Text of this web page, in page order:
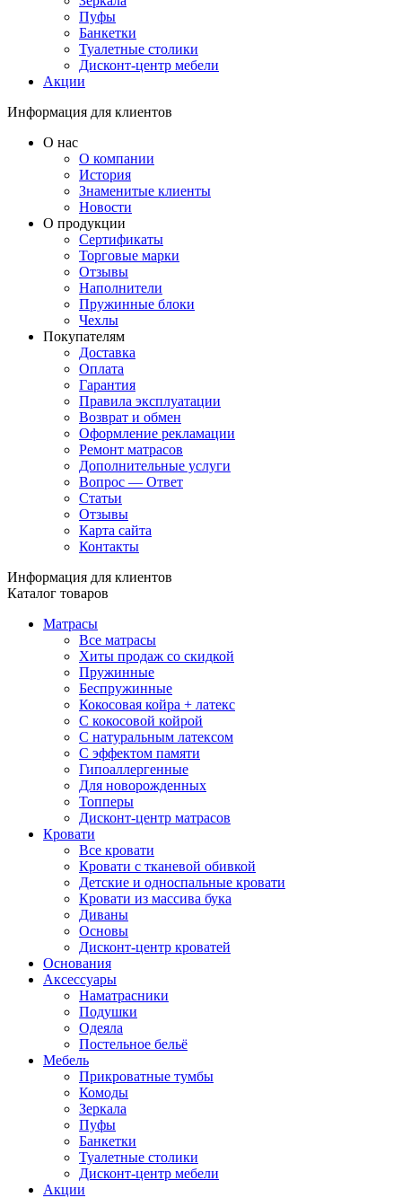
Пуфы
Банкетки
Туалетные столики
Дисконт-центр мебели
Акции
Информация для клиентов
О нас
О компании
История
Знаменитые клиенты
Новости
О продукции
Сертификаты
Торговые марки
Отзывы
Наполнители
Пружинные блоки
Чехлы
Покупателям
Доставка
Оплата
Гарантия
Правила эксплуатации
Возврат и обмен
Оформление рекламации
Ремонт матрасов
Дополнительные услуги
Вопрос — Ответ
Статьи
Отзывы
Карта сайта
Контакты
Информация для клиентов
Каталог товаров
Матрасы
Все матрасы
Хиты продаж со скидкой
Пружинные
Беспружинные
Кокосовая койра + латекс
С кокосовой койрой
С натуральным латексом
С эффектом памяти
Гипоаллергенные
Для новорожденных
Топперы
Дисконт-центр матрасов
Кровати
Все кровати
Кровати с тканевой обивкой
Детские и односпальные кровати
Кровати из массива бука
Диваны
Основы
Дисконт-центр кроватей
Основания
Аксессуары
Наматрасники
Подушки
Одеяла
Постельное бельё
Мебель
Прикроватные тумбы
Комоды
Зеркала
Пуфы
Банкетки
Туалетные столики
Дисконт-центр мебели
Акции